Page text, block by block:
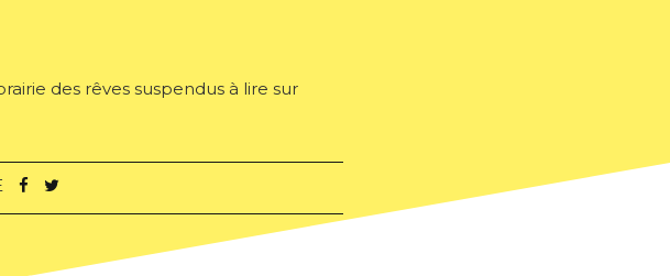
des rêves suspendus à lire sur